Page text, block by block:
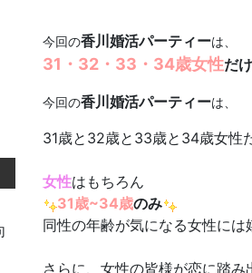
今回の香川婚活パーティーは、
31・32・33・34歳女性だ
今回の香川婚活パーティーは、
31歳と32歳と33歳と34歳女性
女性はもちろん
31歳~34歳のみ
同性の年齢が気になる女性には
さらに、女性の皆様が恋に踏み